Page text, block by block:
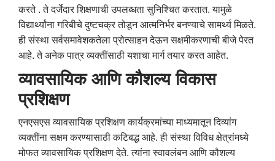
करते . ते दर्जेदार शिक्षणाची उपलब्धता सुनिश्चित करतात. यामुळे
विद्यार्थ्यांना गरिबीचे दुष्टचक्र तोडून आत्मनिर्भर बनण्याचे सामर्थ्य मिळते.
ही संस्था सर्वसमावेशकतेला प्रोत्साहन देऊन सक्षमीकरणाची बीजे पेरत
आहे. ते अनेक पात्र व्यक्तींसाठी यशाचा मार्ग तयार करत आहेत.
व्यावसायिक आणि कौशल्य विकास
प्रशिक्षण
एनएसएस व्यावसायिक प्रशिक्षण कार्यक्रमांच्या माध्यमातून दिव्यांग
व्यक्तींना सक्षम करण्यासाठी कटिबद्ध आहे. ही संस्था विविध क्षेत्रांमध्ये
मोफत व्यावसायिक प्रशिक्षण देते. त्यांना स्वावलंबन आणि कौशल्य